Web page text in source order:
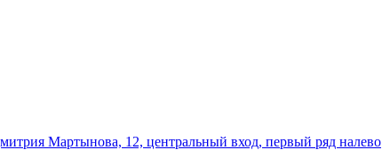
Мартынова, 12, центральный вход, первый ряд налево